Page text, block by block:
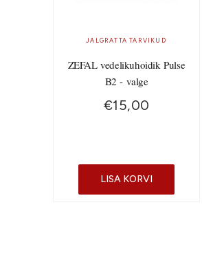
JALGRATTA TARVIKUD
ZEFAL vedelikuhoidik Pulse
B2 - valge
€15,00
LISA KORVI